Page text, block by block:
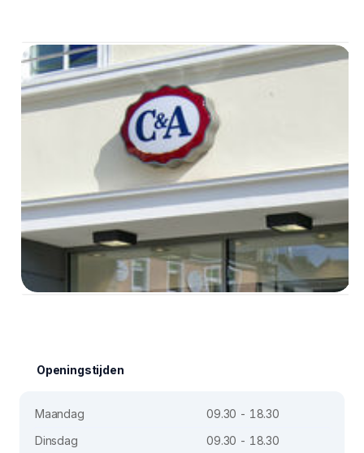
Openingstijden
Maandag
09.30 - 18.30
Dinsdag
09.30 - 18.30